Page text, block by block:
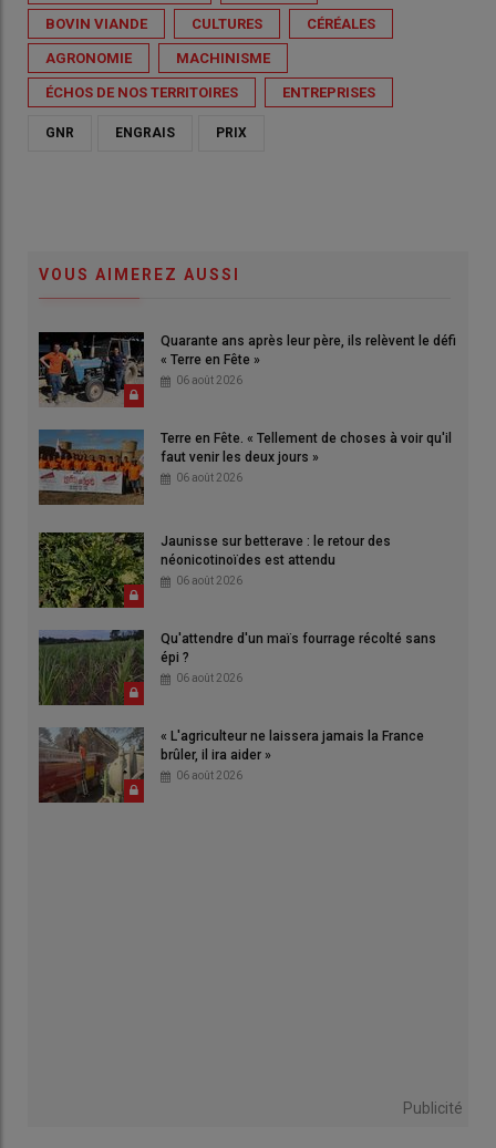
BOVIN VIANDE CULTURES CÉRÉALES
AGRONOMIE MACHINISME
ÉCHOS DE NOS TERRITOIRES ENTREPRISES
GNR ENGRAIS PRIX
VOUS AIMEREZ AUSSI
Quarante ans après leur père, ils relèvent le défi
« Terre en Fête »
06 août 2026
Terre en Fête. « Tellement de choses à voir qu'il
faut venir les deux jours »
06 août 2026
Jaunisse sur betterave : le retour des
néonicotinoïdes est attendu
06 août 2026
Qu'attendre d'un maïs fourrage récolté sans
épi ?
06 août 2026
« L'agriculteur ne laissera jamais la France
brûler, il ira aider »
06 août 2026
Publicité